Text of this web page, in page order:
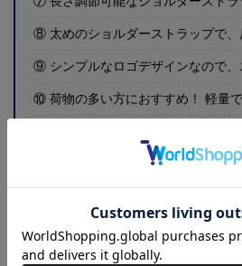
⑧ 太めのショルダーストラップで、
⑨ シンプルなロゴデザインなので、
⑩ 荷物の多い方におすすめ！ 軽量